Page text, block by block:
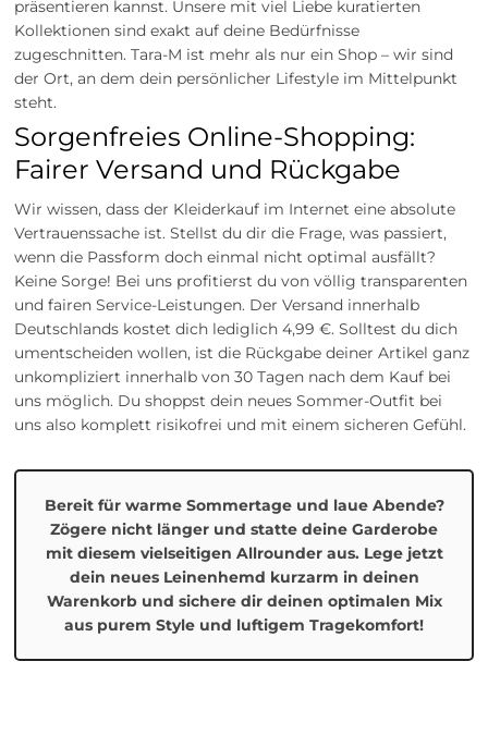
präsentieren kannst. Unsere mit viel Liebe kuratierten
Kollektionen sind exakt auf deine Bedürfnisse
zugeschnitten. Tara-M ist mehr als nur ein Shop – wir sind
der Ort, an dem dein persönlicher Lifestyle im Mittelpunkt
steht.
Sorgenfreies Online-Shopping:
Fairer Versand und Rückgabe
Wir wissen, dass der Kleiderkauf im Internet eine absolute
Vertrauenssache ist. Stellst du dir die Frage, was passiert,
wenn die Passform doch einmal nicht optimal ausfällt?
Keine Sorge! Bei uns profitierst du von völlig transparenten
und fairen Service-Leistungen. Der Versand innerhalb
Deutschlands kostet dich lediglich 4,99 €. Solltest du dich
umentscheiden wollen, ist die Rückgabe deiner Artikel ganz
unkompliziert innerhalb von 30 Tagen nach dem Kauf bei
uns möglich. Du shoppst dein neues Sommer-Outfit bei
uns also komplett risikofrei und mit einem sicheren Gefühl.
Bereit für warme Sommertage und laue Abende?
Zögere nicht länger und statte deine Garderobe
mit diesem vielseitigen Allrounder aus. Lege jetzt
dein neues Leinenhemd kurzarm in deinen
Warenkorb und sichere dir deinen optimalen Mix
aus purem Style und luftigem Tragekomfort!